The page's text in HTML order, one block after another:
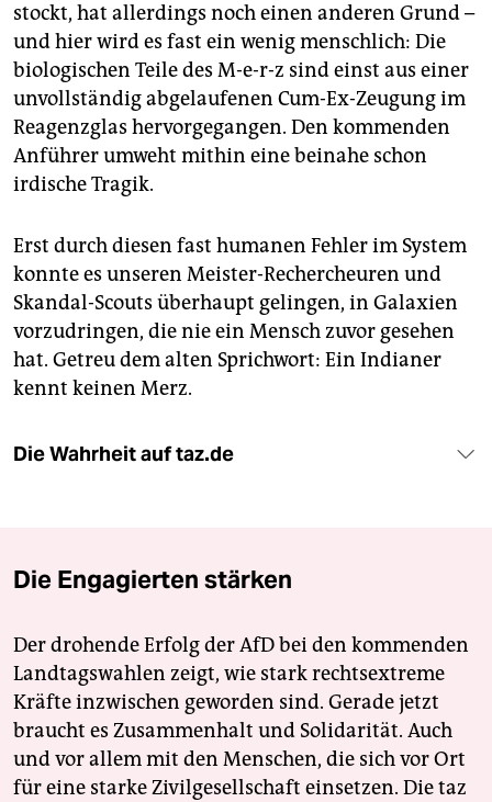
stockt, hat allerdings noch einen anderen Grund –
und hier wird es fast ein wenig menschlich: Die
biologischen Teile des M-e-r-z sind einst aus einer
unvollständig abgelaufenen Cum-Ex-Zeugung im
Reagenzglas hervorgegangen. Den kommenden
Anführer umweht mithin eine beinahe schon
irdische Tragik.
Erst durch diesen fast humanen Fehler im System
konnte es unseren Meister-Rechercheuren und
Skandal-Scouts überhaupt gelingen, in Galaxien
vorzudringen, die nie ein Mensch zuvor gesehen
hat. Getreu dem alten Sprichwort: Ein Indianer
kennt keinen Merz.
Die Wahrheit auf taz.de
Die Engagierten stärken
Der drohende Erfolg der AfD bei den kommenden
Landtagswahlen zeigt, wie stark rechtsextreme
Kräfte inzwischen geworden sind. Gerade jetzt
braucht es Zusammenhalt und Solidarität. Auch
und vor allem mit den Menschen, die sich vor Ort
für eine starke Zivilgesellschaft einsetzen. Die taz